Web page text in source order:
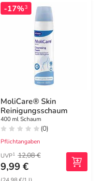
-17%3
MoliCare® Skin
Reinigungsschaum
400 ml Schaum
(0)
Pflichtangaben
UVP1 12,08 €
9,99 €